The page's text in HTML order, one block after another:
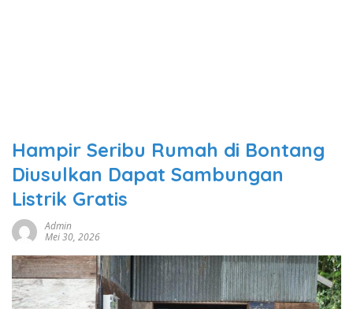
Hampir Seribu Rumah di Bontang
Diusulkan Dapat Sambungan
Listrik Gratis
Admin
Mei 30, 2026